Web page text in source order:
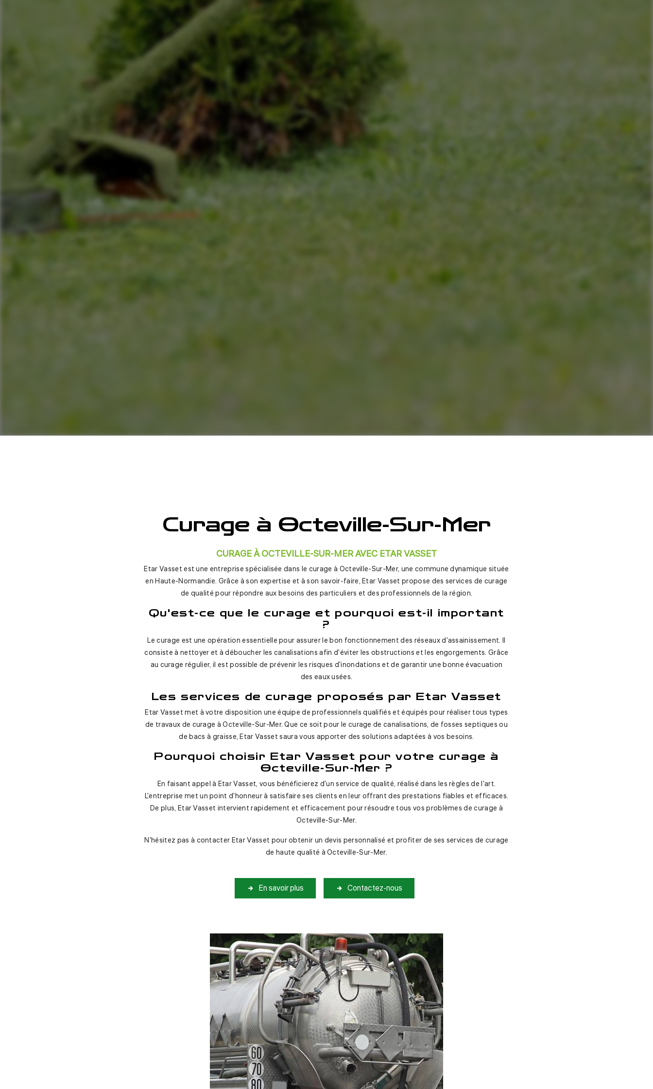
Curage à Octeville-Sur-Mer
CURAGE À OCTEVILLE-SUR-MER AVEC ETAR VASSET
Etar Vasset est une entreprise spécialisée dans le curage à Octeville-Sur-Mer, une commune dynamique située
en Haute-Normandie. Grâce à son expertise et à son savoir-faire, Etar Vasset propose des services de curage
de qualité pour répondre aux besoins des particuliers et des professionnels de la région.
Qu'est-ce que le curage et pourquoi est-il important
?
Le curage est une opération essentielle pour assurer le bon fonctionnement des réseaux d'assainissement. Il
consiste à nettoyer et à déboucher les canalisations afin d'éviter les obstructions et les engorgements. Grâce
au curage régulier, il est possible de prévenir les risques d'inondations et de garantir une bonne évacuation
des eaux usées.
Les services de curage proposés par Etar Vasset
Etar Vasset met à votre disposition une équipe de professionnels qualifiés et équipés pour réaliser tous types
de travaux de curage à Octeville-Sur-Mer. Que ce soit pour le curage de canalisations, de fosses septiques ou
de bacs à graisse, Etar Vasset saura vous apporter des solutions adaptées à vos besoins.
Pourquoi choisir Etar Vasset pour votre curage à
Octeville-Sur-Mer ?
En faisant appel à Etar Vasset, vous bénéficierez d'un service de qualité, réalisé dans les règles de l'art.
L'entreprise met un point d'honneur à satisfaire ses clients en leur offrant des prestations fiables et efficaces.
De plus, Etar Vasset intervient rapidement et efficacement pour résoudre tous vos problèmes de curage à
Octeville-Sur-Mer.
N'hésitez pas à contacter Etar Vasset pour obtenir un devis personnalisé et profiter de ses services de curage
de haute qualité à Octeville-Sur-Mer.
En savoir plus Contactez-nous